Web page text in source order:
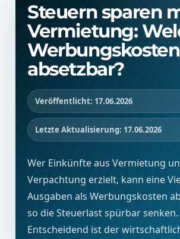
Steuern sparen
Vermietung:
absetzbar?
Veröffentlicht: 17.06.2026
Letzte Aktualisierung: 17.06.2026
Wer Einkünfte aus Vermietung
Verpachtung erzielt, kann eine
Ausgaben als Werbungskosten
so die Steuerlast spürbar senken.
Entscheidend ist der